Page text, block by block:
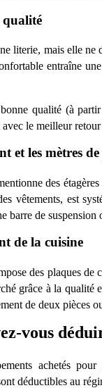
literie, mais elle ne
entraîne
qualité (à
avec le meilleur
et les mètres
des étagè
vêtements, est
barre de suspension
de la cuisine
des plaques de
grâce à la qualité
de deux pièces
vous
achetés pour
déductibles au ré